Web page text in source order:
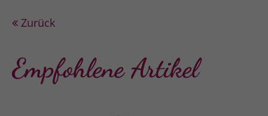
Zurück
Empfohlene Artikel